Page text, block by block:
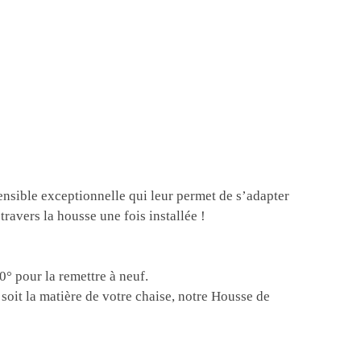
exceptionnelle qui leur permet de s’adapter
la housse une fois installée !
pour la remettre à neuf.
la matière de votre chaise, notre Housse de